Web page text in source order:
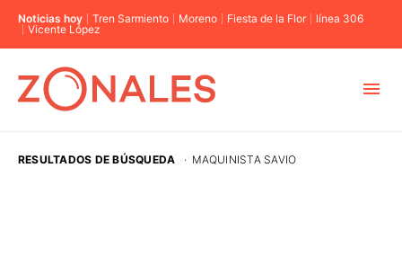
Noticias hoy Tren Sarmiento Moreno Fiesta de la Flor
línea 306
Vicente López
RESULTADOS DE BÚSQUEDA · MAQUINISTA SAVIO